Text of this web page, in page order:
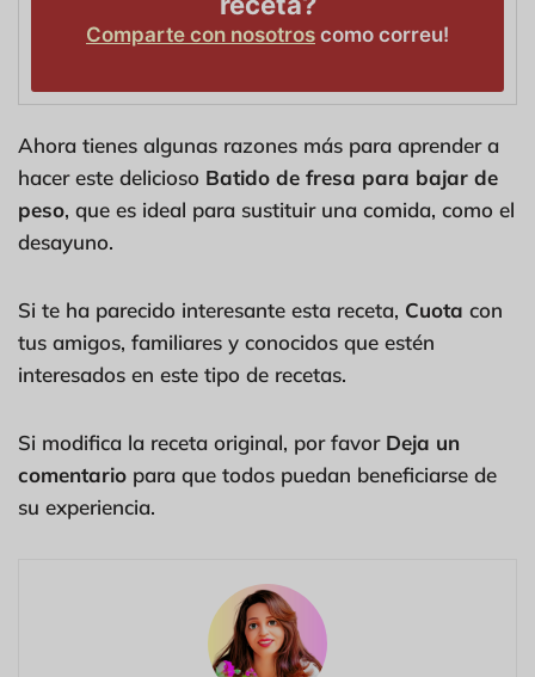
Comparte con nosotros como correu!
Ahora tienes algunas razones más para aprender a
hacer este delicioso Batido de fresa para bajar de
peso, que es ideal para sustituir una comida, como el
desayuno.
Si te ha parecido interesante esta receta, Cuota con
tus amigos, familiares y conocidos que estén
interesados en este tipo de recetas.
Si modifica la receta original, por favor Deja un
comentario para que todos puedan beneficiarse de
su experiencia.